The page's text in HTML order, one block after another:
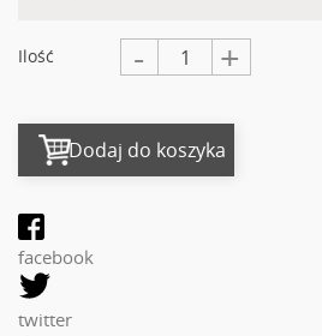
Ilość - +
Dodaj do koszyka
facebook
twitter